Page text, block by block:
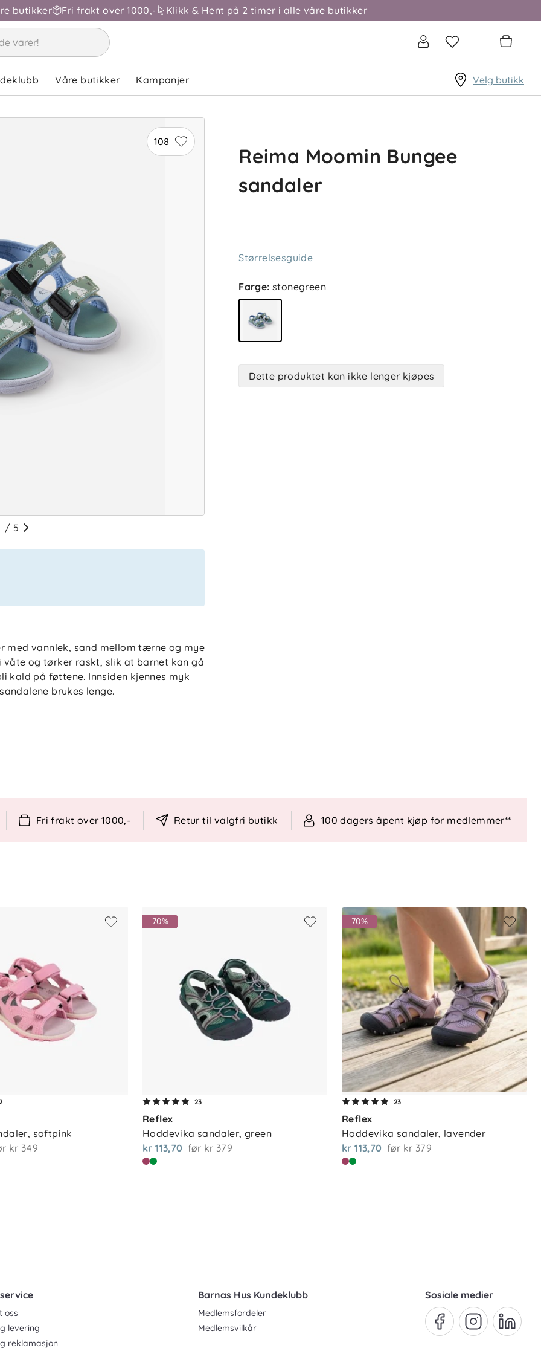
butikker Fri frakt over 1000,- Klikk & Hent på 2 timer i alle våre butikker
Våre butikker Kampanjer Velg butikk
108
/ 5
med vannlek, sand mellom tærne og mye
våte og tørker raskt, slik at barnet kan gå
kald på føttene. Innsiden kjennes myk
brukes lenge.
Reima Moomin Bungee
sandaler
Størrelsesguide
Farge: stonegreen
Dette produktet kan ikke lenger kjøpes
Fri frakt over 1000,- Retur til valgfri butikk 100 dagers åpent kjøp for medlemmer**
softpink
kr 349
70%
23
Reflex
Hoddevika sandaler, green
kr 113,70 før kr 379
70%
23
Reflex
Hoddevika sandaler, lavender
kr 113,70 før kr 379
oss
levering
reklamasjon
Barnas Hus Kundeklubb
Medlemsfordeler
Medlemsvilkår
Sosiale medier